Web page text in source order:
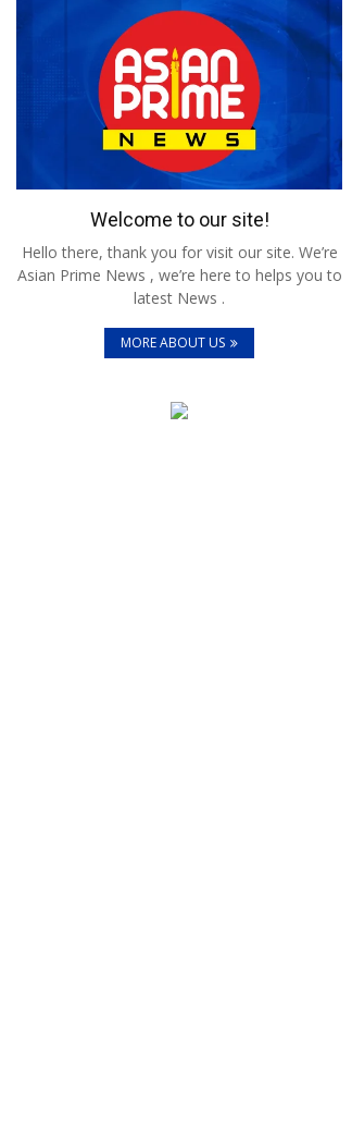
Welcome to our site!
Hello there, thank you for visit our site. We’re
Asian Prime News , we’re here to helps you to
latest News .
MORE ABOUT US